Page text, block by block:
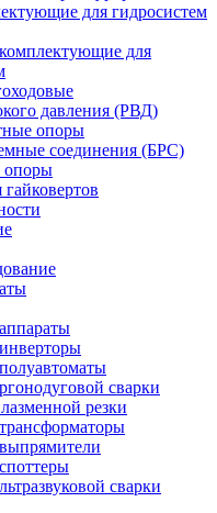
для гидросистем
для
давления (РВД)
опоры
соединения (БРС)
сварки
резки
сварки